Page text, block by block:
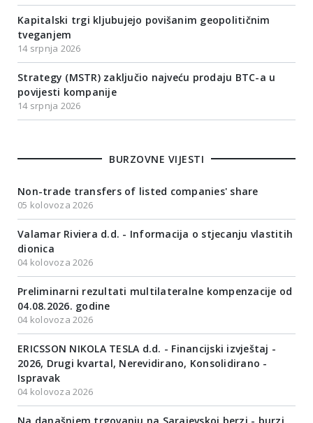
Kapitalski trgi kljubujejo povišanim geopolitičnim
tveganjem
14 srpnja 2026
Strategy (MSTR) zaključio najveću prodaju BTC-a u
povijesti kompanije
14 srpnja 2026
BURZOVNE VIJESTI
Non-trade transfers of listed companies' share
05 kolovoza 2026
Valamar Riviera d.d. - Informacija o stjecanju vlastitih
dionica
04 kolovoza 2026
Preliminarni rezultati multilateralne kompenzacije od
04.08.2026. godine
04 kolovoza 2026
ERICSSON NIKOLA TESLA d.d. - Financijski izvještaj -
2026, Drugi kvartal, Nerevidirano, Konsolidirano -
Ispravak
04 kolovoza 2026